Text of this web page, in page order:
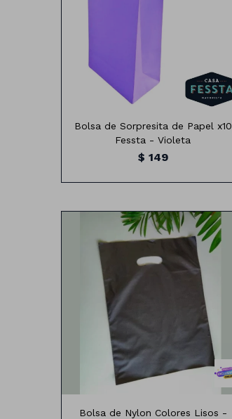
Bolsa de papel x10 unidades
Medidas:24cm x 13cm
Bolsa de Sorpresita de Papel x10
Fessta - Violeta
$ 149
Bolsa de nylon colores lisos
Medidas: 25cm x16 cm
Bolsa de Nylon Colores Lisos -